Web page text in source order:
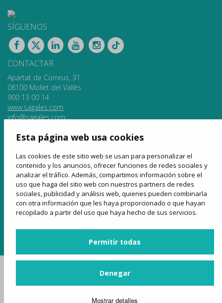
Esta página web usa cookies
Las cookies de este sitio web se usan para personalizar el
contenido y los anuncios, ofrecer funciones de redes sociales y
analizar el tráfico. Además, compartimos información sobre el
uso que haga del sitio web con nuestros partners de redes
sociales, publicidad y análisis web, quienes pueden combinarla
con otra información que les haya proporcionado o que hayan
recopilado a partir del uso que haya hecho de sus servicios.
Permitir todas
Denegar
Mostrar detalles
SÍGUENOS
CONTACTAR
Apartat de Correus, 31
08100 Mollet del Vallès
900 13 00 14
www.sagales.com
info@sagales.com
inicio quiénes somos
fondos públicos
líneas regulares
alquiler de autocares
turismo
venta online
noticias contactar